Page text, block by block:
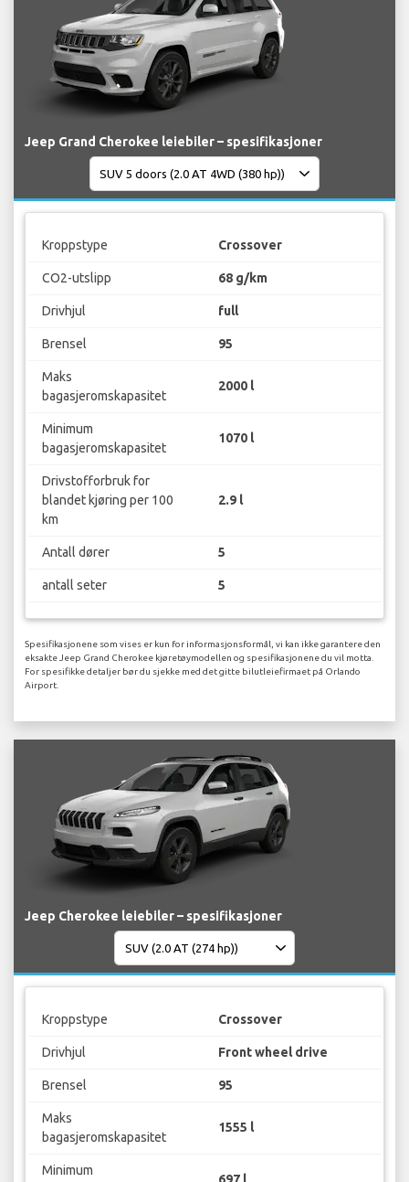
Jeep Grand Cherokee leiebiler – spesifikasjoner
Kroppstype Crossover
CO2-utslipp 68 g/km
Drivhjul full
Brensel 95
Maks
bagasjeromskapasitet
2000 l
Minimum
bagasjeromskapasitet
1070 l
Drivstofforbruk for
blandet kjøring per 100
km
2.9 l
Antall dører 5
antall seter 5
Spesifikasjonene som vises er kun for informasjonsformål, vi kan ikke garantere den
eksakte Jeep Grand Cherokee kjøretøymodellen og spesifikasjonene du vil motta.
For spesifikke detaljer bør du sjekke med det gitte bilutleiefirmaet på Orlando
Airport.
Jeep Cherokee leiebiler – spesifikasjoner
Kroppstype Crossover
Drivhjul Front wheel drive
Brensel 95
Maks
bagasjeromskapasitet
1555 l
Minimum